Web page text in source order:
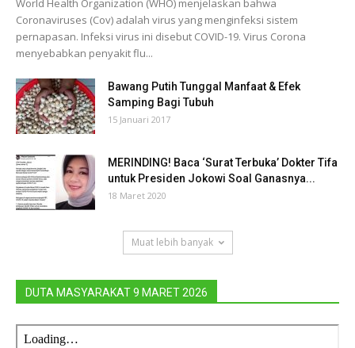
World Health Organization (WHO) menjelaskan bahwa
Coronaviruses (Cov) adalah virus yang menginfeksi sistem
pernapasan. Infeksi virus ini disebut COVID-19. Virus Corona
menyebabkan penyakit flu...
Bawang Putih Tunggal Manfaat & Efek
Samping Bagi Tubuh
15 Januari 2017
MERINDING! Baca ‘Surat Terbuka’ Dokter Tifa
untuk Presiden Jokowi Soal Ganasnya...
18 Maret 2020
Muat lebih banyak
DUTA MASYARAKAT 9 MARET 2026